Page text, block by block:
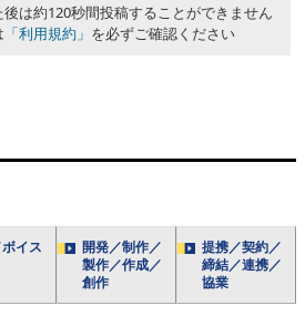
は約120秒間投稿することができません
「利用規約」 を必ずご確認ください
イス
開発／制作／
製作／作成／
創作
提携／契約／
締結／連携／
協業